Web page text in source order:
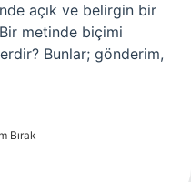
açık ve belirgin bir
metinde biçimi
Bunlar; gönderim,
Bırak